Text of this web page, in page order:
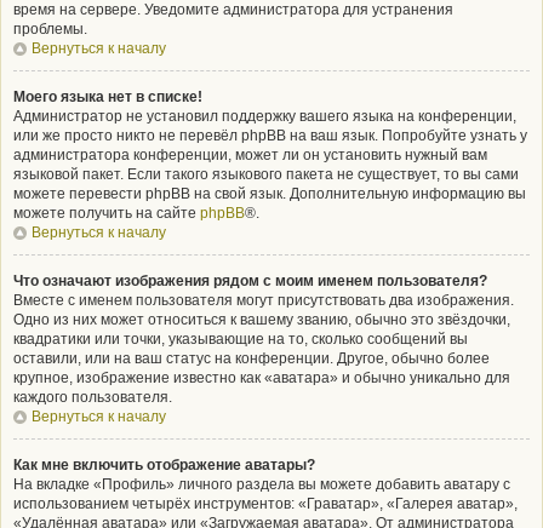
время на сервере. Уведомите администратора для устранения
проблемы.
Вернуться к началу
Моего языка нет в списке!
Администратор не установил поддержку вашего языка на конференции,
или же просто никто не перевёл phpBB на ваш язык. Попробуйте узнать у
администратора конференции, может ли он установить нужный вам
языковой пакет. Если такого языкового пакета не существует, то вы сами
можете перевести phpBB на свой язык. Дополнительную информацию вы
можете получить на сайте phpBB®.
Вернуться к началу
Что означают изображения рядом с моим именем пользователя?
Вместе с именем пользователя могут присутствовать два изображения.
Одно из них может относиться к вашему званию, обычно это звёздочки,
квадратики или точки, указывающие на то, сколько сообщений вы
оставили, или на ваш статус на конференции. Другое, обычно более
крупное, изображение известно как «аватара» и обычно уникально для
каждого пользователя.
Вернуться к началу
Как мне включить отображение аватары?
На вкладке «Профиль» личного раздела вы можете добавить аватару с
использованием четырёх инструментов: «Граватар», «Галерея аватар»,
«Удалённая аватара» или «Загружаемая аватара». От администратора